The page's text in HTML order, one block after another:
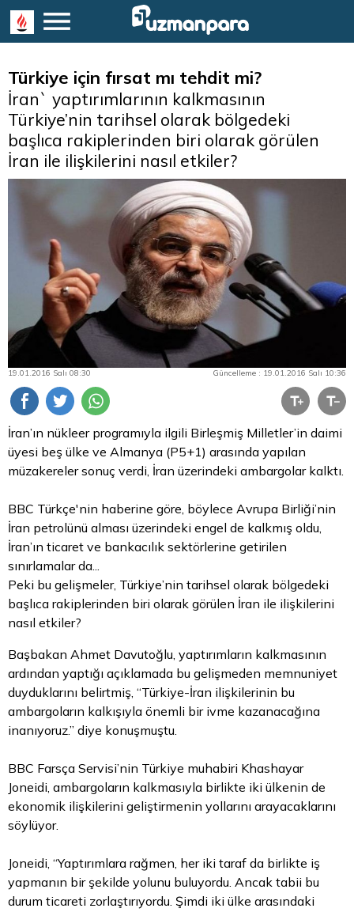
Türkiye için fırsat mı tehdit mi?
İran` yaptırımlarının kalkmasının
Türkiye’nin tarihsel olarak bölgedeki
başlıca rakiplerinden biri olarak görülen
İran ile ilişkilerini nasıl etkiler?
19.01.2016 Salı 08:30 Güncelleme : 19.01.2016 Salı 10:36
İran’ın nükleer programıyla ilgili Birleşmiş Milletler’in daimi
üyesi beş ülke ve Almanya (P5+1) arasında yapılan
müzakereler sonuç verdi, İran üzerindeki ambargolar kalktı.
BBC Türkçe'nin haberine göre, böylece Avrupa Birliği’nin
İran petrolünü alması üzerindeki engel de kalkmış oldu,
İran’ın ticaret ve bankacılık sektörlerine getirilen
sınırlamalar da...
Peki bu gelişmeler, Türkiye’nin tarihsel olarak bölgedeki
başlıca rakiplerinden biri olarak görülen İran ile ilişkilerini
nasıl etkiler?
Başbakan Ahmet Davutoğlu, yaptırımların kalkmasının
ardından yaptığı açıklamada bu gelişmeden memnuniyet
duyduklarını belirtmiş, “Türkiye-İran ilişkilerinin bu
ambargoların kalkışıyla önemli bir ivme kazanacağına
inanıyoruz.” diye konuşmuştu.
BBC Farsça Servisi’nin Türkiye muhabiri Khashayar
Joneidi, ambargoların kalkmasıyla birlikte iki ülkenin de
ekonomik ilişkilerini geliştirmenin yollarını arayacaklarını
söylüyor.
Joneidi, “Yaptırımlara rağmen, her iki taraf da birlikte iş
yapmanın bir şekilde yolunu buluyordu. Ancak tabii bu
durum ticareti zorlaştırıyordu. Şimdi iki ülke arasındaki